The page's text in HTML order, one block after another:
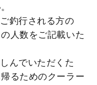
釣行される方の
人数をご記載いた
んでいただくた
るためのクーラー